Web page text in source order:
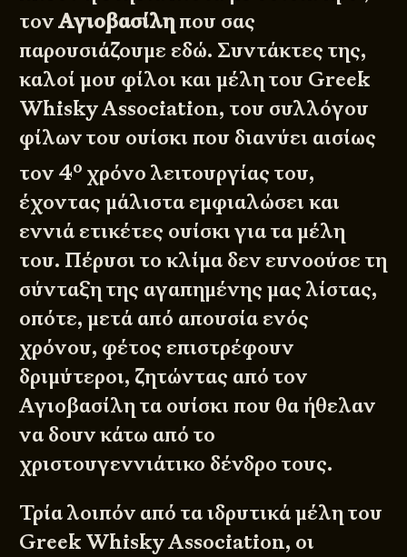
τονΑγιοβασίλη που σας
παρουσιάζουμε εδώ. Συντάκτες της,
καλοί μου φίλοι και μέλη του Greek
Whisky Association, του συλλόγου
φίλων του ουίσκι που διανύει αισίως
τον 4ο χρόνο λειτουργίας του,
έχοντας μάλιστα εμφιαλώσει και
εννιά ετικέτες ουίσκι για τα μέλη
του. Πέρυσι το κλίμα δεν ευνοούσε τη
σύνταξη της αγαπημένης μας λίστας,
οπότε, μετά από απουσία ενός
χρόνου, φέτος επιστρέφουν
δριμύτεροι, ζητώντας από τον
Αγιοβασίλη τα ουίσκι που θα ήθελαν
να δουν κάτω από το
χριστουγεννιάτικο δένδρο τους.
Τρία λοιπόν από τα ιδρυτικά μέλη του
Greek Whisky Association, οι